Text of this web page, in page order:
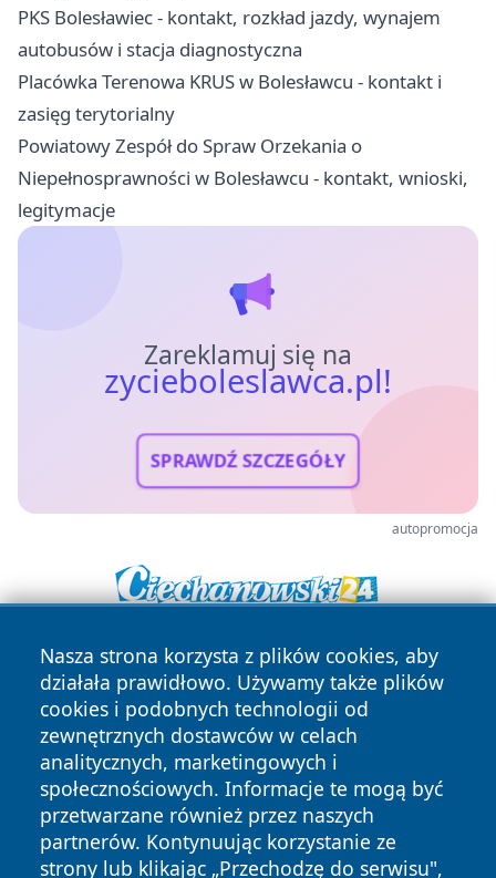
PKS Bolesławiec - kontakt, rozkład jazdy, wynajem
autobusów i stacja diagnostyczna
Placówka Terenowa KRUS w Bolesławcu - kontakt i
zasięg terytorialny
Powiatowy Zespół do Spraw Orzekania o
Niepełnosprawności w Bolesławcu - kontakt, wnioski,
legitymacje
Zareklamuj się na
zycieboleslawca.pl!
SPRAWDŹ SZCZEGÓŁY
autopromocja
Nasza strona korzysta z plików cookies, aby
działała prawidłowo. Używamy także plików
cookies i podobnych technologii od
zewnętrznych dostawców w celach
analitycznych, marketingowych i
społecznościowych. Informacje te mogą być
przetwarzane również przez naszych
partnerów. Kontynuując korzystanie ze
strony lub klikając „Przechodzę do serwisu",
Copyright © 2026 zycieboleslawca.pl Wszystkie prawa
zastrzeżone.